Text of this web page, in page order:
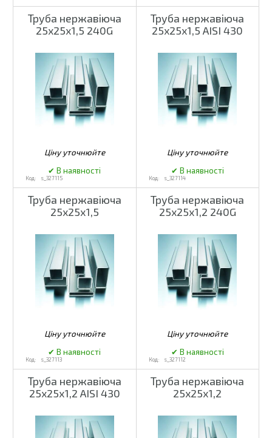
Труба нержавіюча
25х25х1,5 240G
s_327115
Труба нержавіюча
25х25х1,5 AISI 430
s_327114
Труба нержавіюча
25х25х1,5
s_327113
Труба нержавіюча
25х25х1,2 240G
s_327112
Труба нержавіюча
25х25х1,2 AISI 430
Труба нержавіюча
25х25х1,2